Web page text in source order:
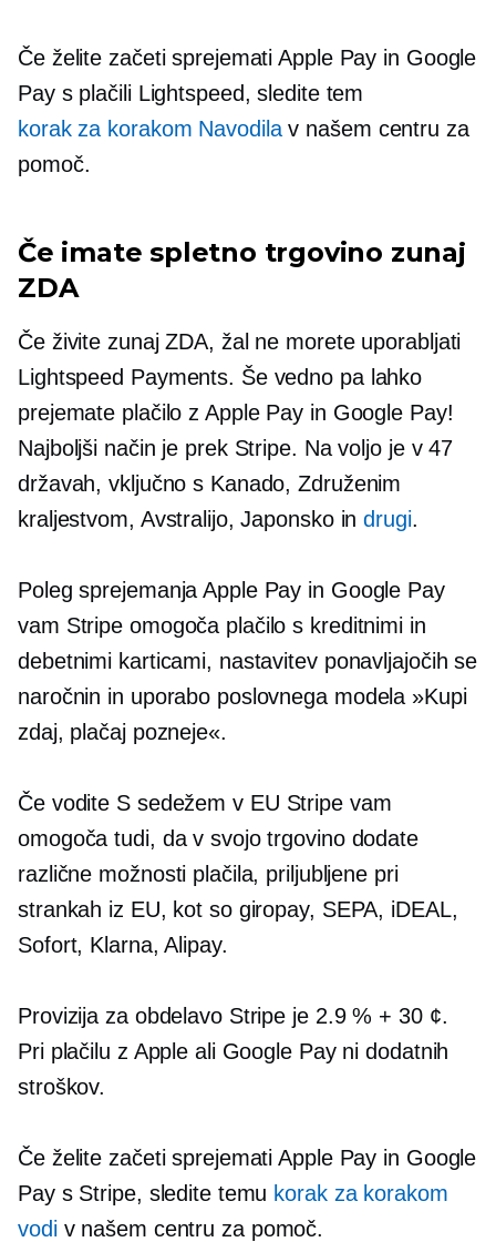
Če želite začeti sprejemati Apple Pay in Google
Pay s plačili Lightspeed, sledite tem
korak za korakom Navodilav našem centru za
pomoč.
Če imate spletno trgovino zunaj
ZDA
Če živite zunaj ZDA, žal ne morete uporabljati
Lightspeed Payments. Še vedno pa lahko
prejemate plačilo z Apple Pay in Google Pay!
Najboljši način je prek Stripe. Na voljo je v 47
državah, vključno s Kanado, Združenim
kraljestvom, Avstralijo, Japonsko indrugi.
Poleg sprejemanja Apple Pay in Google Pay
vam Stripe omogoča plačilo s kreditnimi in
debetnimi karticami, nastavitev ponavljajočih se
naročnin in uporabo poslovnega modela »Kupi
zdaj, plačaj pozneje«.
Če vodite S sedežem v EU Stripe vam
omogoča tudi, da v svojo trgovino dodate
različne možnosti plačila, priljubljene pri
strankah iz EU, kot so giropay, SEPA, iDEAL,
Sofort, Klarna, Alipay.
Provizija za obdelavo Stripe je 2.9 % + 30 ¢.
Pri plačilu z Apple ali Google Pay ni dodatnih
stroškov.
Če želite začeti sprejemati Apple Pay in Google
Pay s Stripe, sledite temu korak za korakom
vodiv našem centru za pomoč.